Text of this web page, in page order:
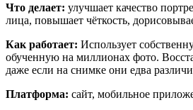
Что делает: улучшает качество
лица, повышает чёткость,
Как работает: Использует
обученную на миллионах фото.
даже если на снимке они едва
Платформа: сайт, мобильное